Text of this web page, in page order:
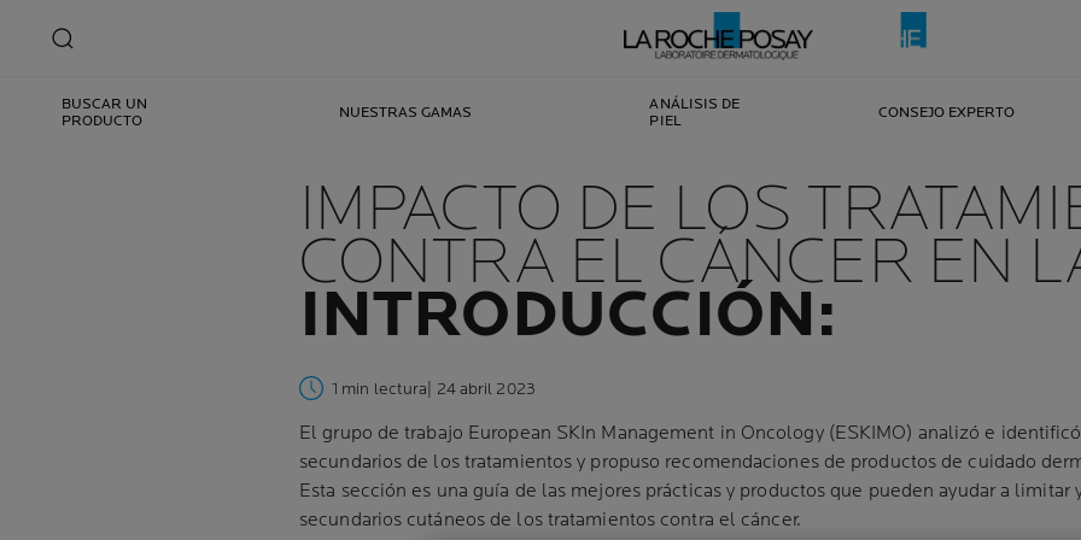
BUSCAR UN
PRODUCTO
NUESTRAS GAMAS
ANÁLISIS DE
PIEL
CONSEJO EXPERTO
IMPACTO DE LOS
CONTRA EL CÁNCER EN
INTRODUCCIÓN:
1 min lectura | 24 abril 2023
El grupo de trabajo European SKIn Management in Oncology (ESKIMO) analizó e
secundarios de los tratamientos y propuso recomendaciones de productos de cuidado
Esta sección es una guía de las mejores prácticas y productos que pueden ayudar a limitar
secundarios cutáneos de los tratamientos contra el cáncer.